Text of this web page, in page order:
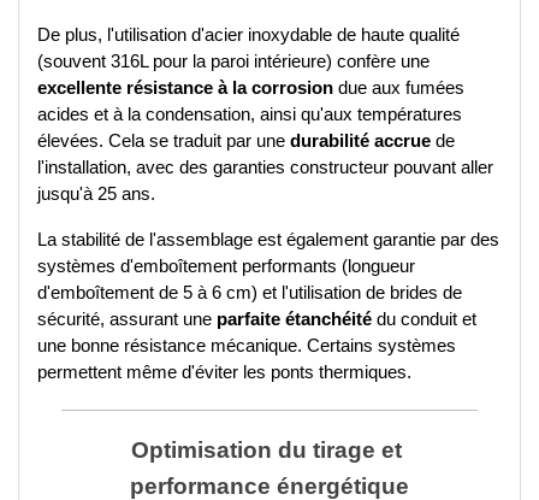
De plus, l'utilisation d'acier inoxydable de haute qualité
excellente résistance à la corrosion due aux fumées
acides et à la condensation, ainsi qu'aux températures
élevées. Cela se traduit par une durabilité accrue de
l'installation, avec des garanties constructeur pouvant aller
jusqu'à 25 ans.
La stabilité de l'assemblage est également garantie par des
systèmes d'emboîtement performants (longueur
d'emboîtement de 5 à 6 cm) et l'utilisation de brides de
sécurité, assurant une parfaite étanchéité du conduit et
une bonne résistance mécanique. Certains systèmes
permettent même d'éviter les ponts thermiques.
Optimisation du tirage et
performance énergétique